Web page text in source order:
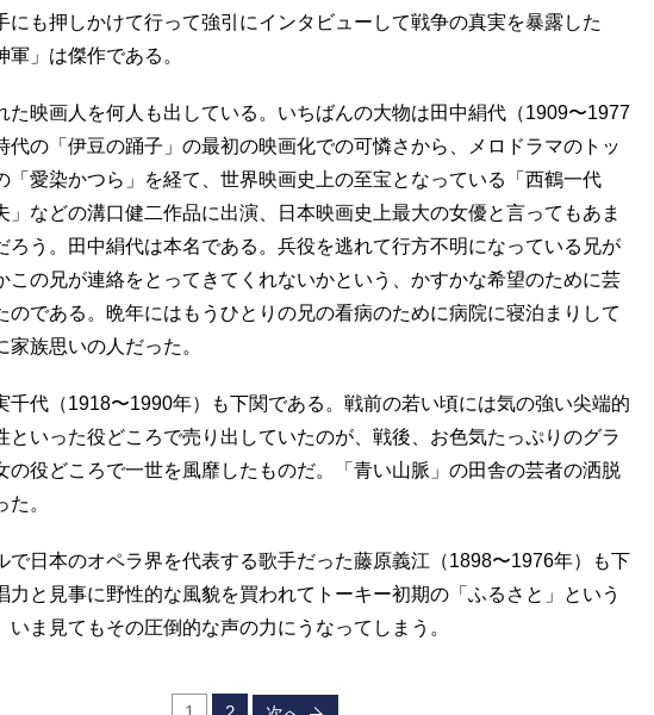
にも押しかけて行って強引にインタビューして戦争の真実を暴露した
軍」は傑作である。
映画人を何人も出している。いちばんの大物は田中絹代（1909〜1977
代の「伊豆の踊子」の最初の映画化での可憐さから、メロドラマのトッ
「愛染かつら」を経て、世界映画史上の至宝となっている「西鶴一代
」などの溝口健二作品に出演、日本映画史上最大の女優と言ってもあま
ろう。田中絹代は本名である。兵役を逃れて行方不明になっている兄が
この兄が連絡をとってきてくれないかという、かすかな希望のために芸
のである。晩年にはもうひとりの兄の看病のために病院に寝泊まりして
家族思いの人だった。
代（1918〜1990年）も下関である。戦前の若い頃には気の強い尖端的
といった役どころで売り出していたのが、戦後、お色気たっぷりのグラ
の役どころで一世を風靡したものだ。「青い山脈」の田舎の芸者の洒脱
。
日本のオペラ界を代表する歌手だった藤原義江（1898〜1976年）も下
力と見事に野性的な風貌を買われてトーキー初期の「ふるさと」という
いま見てもその圧倒的な声の力にうなってしまう。